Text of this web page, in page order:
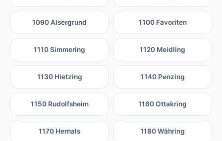
1090 Alsergrund 1100 Favoriten
1110 Simmering 1120 Meidling
1130 Hietzing 1140 Penzing
1150 Rudolfsheim 1160 Ottakring
1170 Hernals 1180 Währing